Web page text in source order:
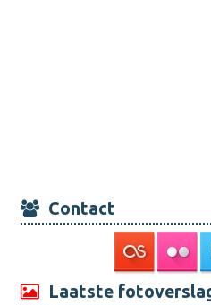
Contact
Laatste